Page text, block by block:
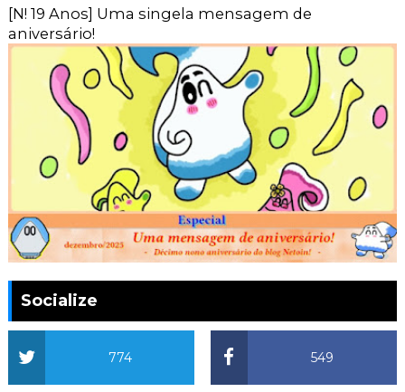
[N! 19 Anos] Uma singela mensagem de
aniversário!
Socialize
549
774